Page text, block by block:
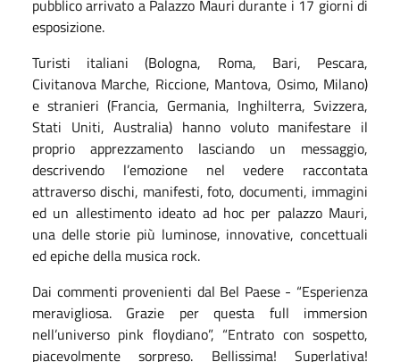
pubblico arrivato a Palazzo Mauri durante i 17 giorni di
esposizione.
Turisti italiani (Bologna, Roma, Bari, Pescara,
Civitanova Marche, Riccione, Mantova, Osimo, Milano)
e stranieri (Francia, Germania, Inghilterra, Svizzera,
Stati Uniti, Australia) hanno voluto manifestare il
proprio apprezzamento lasciando un messaggio,
descrivendo l’emozione nel vedere raccontata
attraverso dischi, manifesti, foto, documenti, immagini
ed un allestimento ideato ad hoc per palazzo Mauri,
una delle storie più luminose, innovative, concettuali
ed epiche della musica rock.
Dai commenti provenienti dal Bel Paese - “Esperienza
meravigliosa. Grazie per questa full immersion
nell’universo pink floydiano”, “Entrato con sospetto,
piacevolmente sorpreso. Bellissima! Superlativa!